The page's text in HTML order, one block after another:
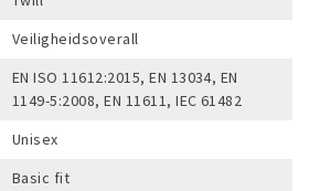
Veiligheidsoverall
EN ISO 11612:2015, EN 13034, EN
1149-5:2008, EN 11611, IEC 61482
Unisex
Basic fit